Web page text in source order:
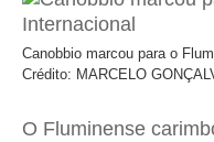
Canobbio marcou para o
Crédito: MARCELO
O Fluminense